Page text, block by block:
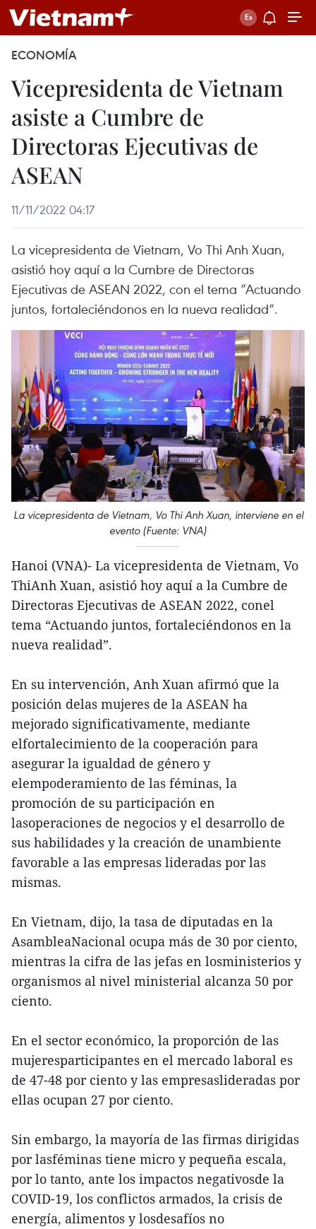
ECONOMÍA
Vicepresidenta de Vietnam
asiste a Cumbre de
Directoras Ejecutivas de
ASEAN
11/11/2022 04:17
La vicepresidenta de Vietnam, Vo Thi Anh Xuan,
asistió hoy aquí a la Cumbre de Directoras
Ejecutivas de ASEAN 2022, con el tema “Actuando
juntos, fortaleciéndonos en la nueva realidad”.
La vicepresidenta de Vietnam, Vo Thi Anh Xuan, interviene en el
evento (Fuente: VNA)
Hanoi (VNA)- La vicepresidenta de Vietnam, Vo
ThiAnh Xuan, asistió hoy aquí a la Cumbre de
Directoras Ejecutivas de ASEAN 2022, conel
tema “Actuando juntos, fortaleciéndonos en la
nueva realidad”.
En su intervención, Anh Xuan afirmó que la
posición delas mujeres de la ASEAN ha
mejorado significativamente, mediante
elfortalecimiento de la cooperación para
asegurar la igualdad de género y
elempoderamiento de las féminas, la
promoción de su participación en
lasoperaciones de negocios y el desarrollo de
sus habilidades y la creación de unambiente
favorable a las empresas lideradas por las
mismas.
En Vietnam, dijo, la tasa de diputadas en la
AsambleaNacional ocupa más de 30 por ciento,
mientras la cifra de las jefas en losministerios y
organismos al nivel ministerial alcanza 50 por
ciento.
En el sector económico, la proporción de las
mujeresparticipantes en el mercado laboral es
de 47-48 por ciento y las empresaslideradas por
ellas ocupan 27 por ciento.
Sin embargo, la mayoría de las firmas dirigidas
por lasféminas tiene micro y pequeña escala,
por lo tanto, ante los impactos negativosde la
COVID-19, los conflictos armados, la crisis de
energía, alimentos y losdesafíos no